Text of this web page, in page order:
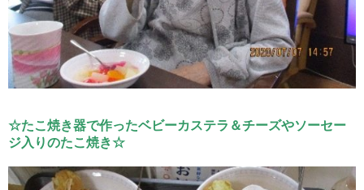
☆たこ焼き器で作ったベビーカステラ＆チーズやソーセー
ジ入りのたこ焼き☆